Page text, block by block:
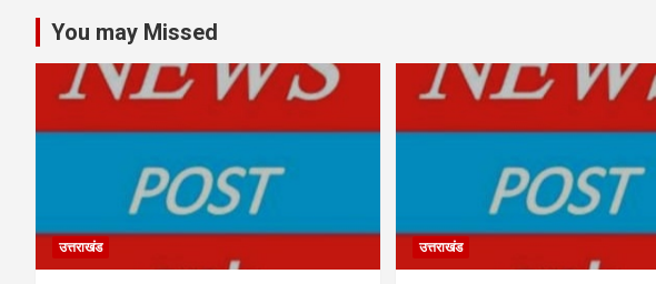
You may Missed
उत्तराखंड उत्तराखंड